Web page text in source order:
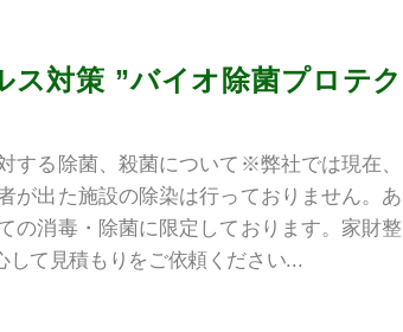
ス対策 ”バイオ除菌プロテク
する除菌、殺菌について※弊社では現在、
が出た施設の除染は行っておりません。あ
の消毒・除菌に限定しております。家財整
して見積もりをご依頼ください...